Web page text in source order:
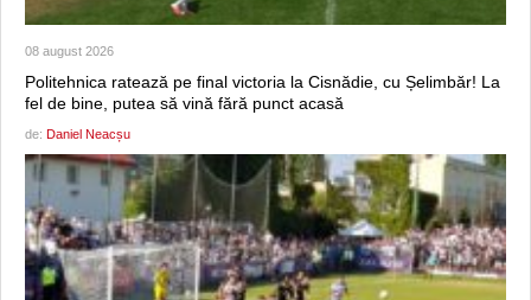
08 august 2026
Politehnica ratează pe final victoria la Cisnădie, cu Șelimbăr! La
fel de bine, putea să vină fără punct acasă
de: Daniel Neacșu